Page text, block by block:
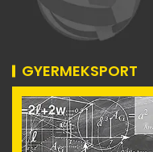
GYERMEKSPORT